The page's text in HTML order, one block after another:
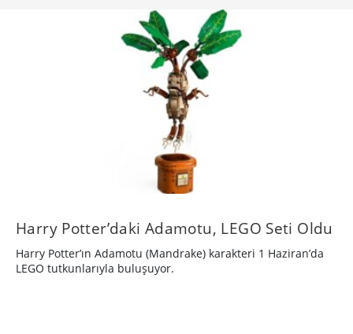
Harry Potter’daki Adamotu, LEGO Seti Oldu
Harry Potter’ın Adamotu (Mandrake) karakteri 1 Haziran’da
LEGO tutkunlarıyla buluşuyor.